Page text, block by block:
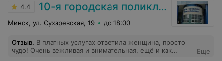
4.4 10-я городская поликлиника г. Минска
Минск, ул. Сухаревская, 19 до 18:00
Отзыв. В платных услугах ответила женщина, просто
чудо! Очень вежливая и внимательная, ещё и как
Еще